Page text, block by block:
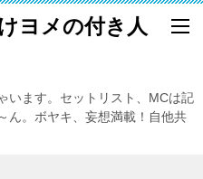
ヨメの付き人
います。セットリスト、MCは記
ん。ボヤキ、妄想満載！自他共